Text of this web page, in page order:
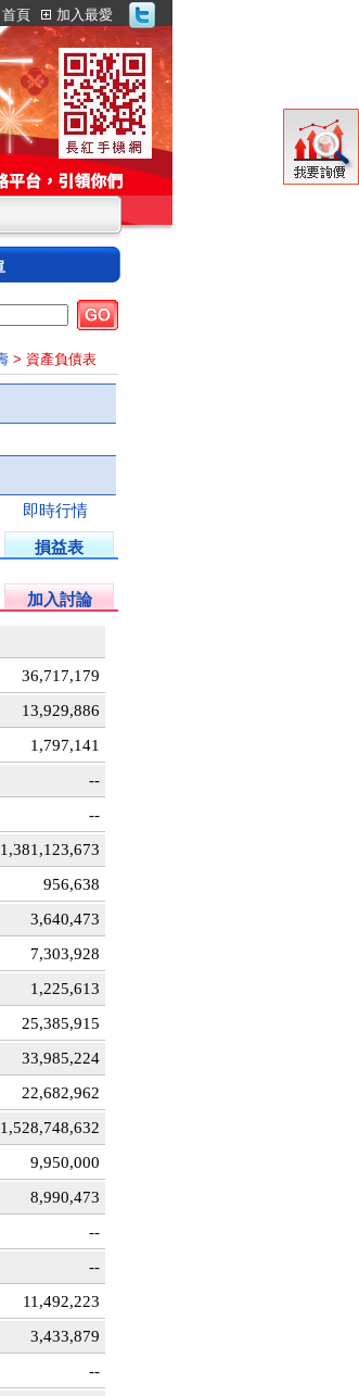
首頁 加入最愛
> 資產負債表
即時行情
損益表
加入討論
36,717,179
13,929,886
1,797,141
--
--
1,381,123,673
956,638
3,640,473
7,303,928
1,225,613
25,385,915
33,985,224
22,682,962
1,528,748,632
9,950,000
8,990,473
--
--
11,492,223
3,433,879
--